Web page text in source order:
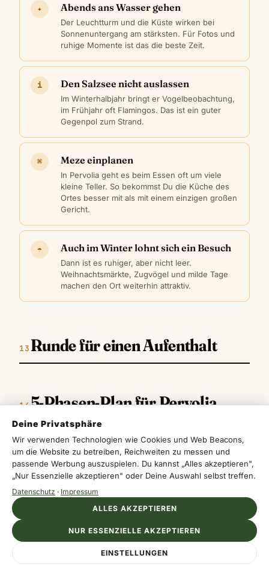
✦ Abends ans Wasser gehen
Der Leuchtturm und die Küste wirken bei
Sonnenuntergang am stärksten. Für Fotos und
ruhige Momente ist das die beste Zeit.
i Den Salzsee nicht auslassen
Im Winterhalbjahr bringt er Vogelbeobachtung,
im Frühjahr oft Flamingos. Das ist ein guter
Gegenpol zum Strand.
⌘ Meze einplanen
In Pervolia geht es beim Essen oft um viele
kleine Teller. So bekommst Du die Küche des
Ortes besser mit als mit einem einzigen großen
Gericht.
☂ Auch im Winter lohnt sich ein Besuch
Dann ist es ruhiger, aber nicht leer.
Weihnachtsmärkte, Zugvögel und milde Tage
machen den Ort weiterhin attraktiv.
Runde für einen Aufenthalt
5-Phasen-Plan für Pervolia
TAG 1
Tag 1 — Ankommen
Check-in, erster Spaziergang durchs Dorf und ein
merkst schnell, wie ruhig der Ort wirkt.
Deine Privatsphäre
Wir verwenden Technologien wie Cookies und Web Beacons,
um die Website zu betreiben, Reichweiten zu messen und
passende Werbung auszuspielen. Du kannst „Alles akzeptieren",
„Nur Essenzielle akzeptieren" oder Deine Auswahl selbst treffen.
Datenschutz · Impressum
EINSTELLUNGEN
NUR ESSENZIELLE AKZEPTIEREN
ALLES AKZEPTIEREN